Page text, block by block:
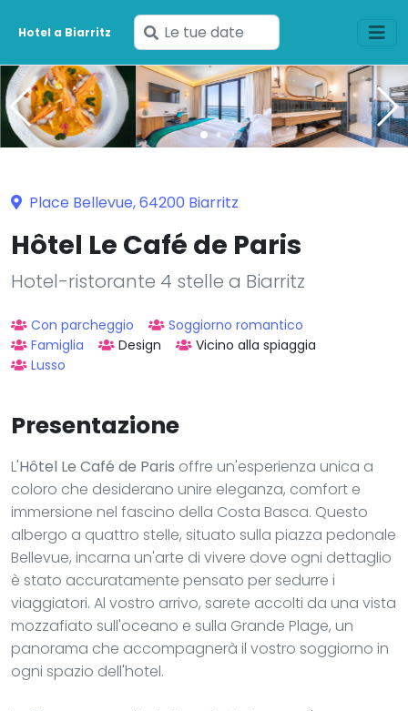
Hotel a Biarritz
Inserisci
le
tue
date
Place Bellevue, 64200 Biarritz
Hôtel Le Café de Paris
Hotel-ristorante 4 stelle a Biarritz
Con parcheggio
Soggiorno romantico
Famiglia
Design
Vicino alla spiaggia
Lusso
Presentazione
L'Hôtel Le Café de Paris offre un'esperienza unica a
coloro che desiderano unire eleganza, comfort e
immersione nel fascino della Costa Basca. Questo
albergo a quattro stelle, situato sulla piazza pedonale
Bellevue, incarna un'arte di vivere dove ogni dettaglio
è stato accuratamente pensato per sedurre i
viaggiatori. Al vostro arrivo, sarete accolti da una vista
mozzafiato sull'oceano e sulla Grande Plage, un
panorama che accompagnerà il vostro soggiorno in
ogni spazio dell'hotel.